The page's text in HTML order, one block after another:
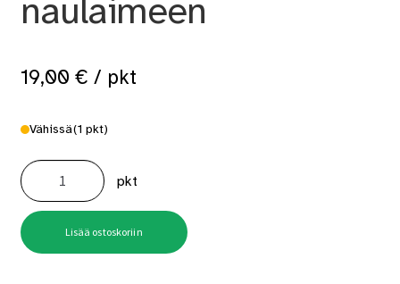
naulaimeen
19,00 € / pkt
Vähissä(1 pkt)
Hakanen
11,2x22mm
5000
kpl/pkt
A1022J
naulaimeen
määrä
pkt
Lisää ostoskoriin